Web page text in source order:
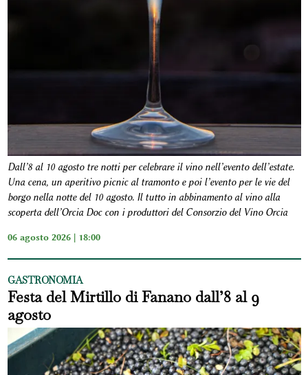
Dall’8 al 10 agosto tre notti per celebrare il vino nell’evento dell’estate.
Una cena, un aperitivo picnic al tramonto e poi l’evento per le vie del
borgo nella notte del 10 agosto. Il tutto in abbinamento al vino alla
scoperta dell’Orcia Doc con i produttori del Consorzio del Vino Orcia
06 agosto 2026 | 18:00
GASTRONOMIA
Festa del Mirtillo di Fanano dall’8 al 9
agosto